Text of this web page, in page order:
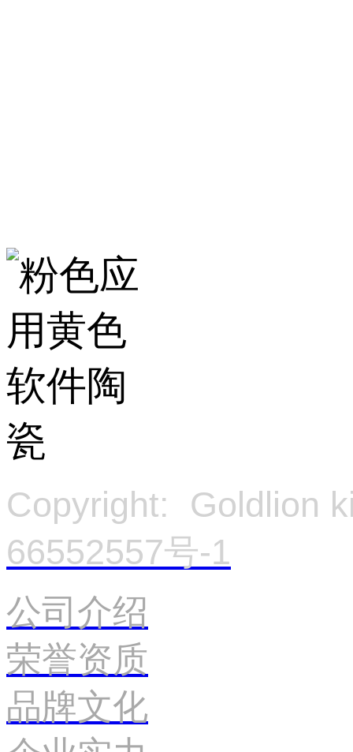
Copyright:
66552557号-1
公司介绍
荣誉资质
品牌文化